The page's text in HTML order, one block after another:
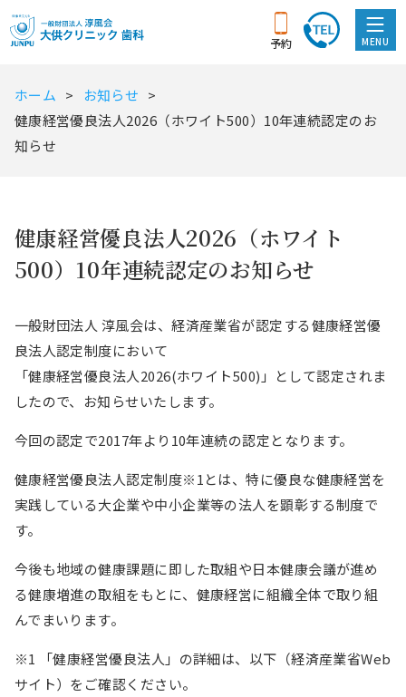
MENU
予約
ホーム
お知らせ
健康経営優良法人2026（ホワイト500）10年連続認定のお
知らせ
健康経営優良法人2026（ホワイト
500）10年連続認定のお知らせ
一般財団法人 淳風会は、経済産業省が認定する健康経営優
良法人認定制度において
「健康経営優良法人2026(ホワイト500)」として認定されま
したので、お知らせいたします。
今回の認定で2017年より10年連続の認定となります。
健康経営優良法人認定制度※1とは、特に優良な健康経営を
実践している大企業や中小企業等の法人を顕彰する制度で
す。
今後も地域の健康課題に即した取組や日本健康会議が進め
る健康増進の取組をもとに、健康経営に組織全体で取り組
んでまいります。
※1 「健康経営優良法人」の詳細は、以下（経済産業省Web
サイト）をご確認ください。